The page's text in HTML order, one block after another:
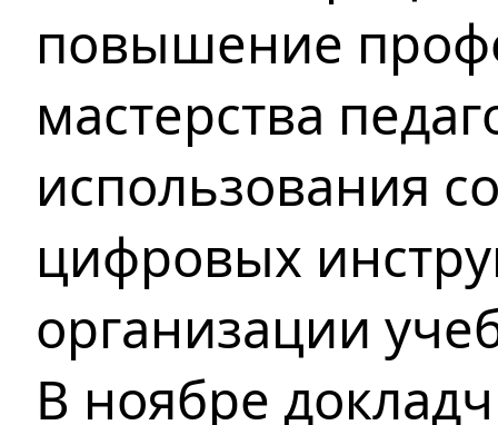
повышение
мастерства
использования
цифровых
организации
В ноябре